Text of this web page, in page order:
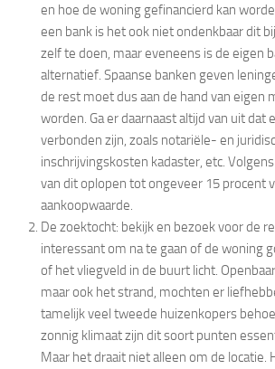
en hoe de woning gefinancierd kan
een bank is het ook niet ondenkbaar dit
zelf te doen, maar eveneens is de eigen
alternatief. Spaanse banken geven
de rest moet dus aan de hand van eigen
worden. Ga er daarnaast altijd van uit dat
verbonden zijn, zoals notariële- en
inschrijvingskosten kadaster, etc.
van dit oplopen tot ongeveer 15 procent
aankoopwaarde.
De zoektocht: bekijk en bezoek voor de
interessant om na te gaan of de woning
of het vliegveld in de buurt licht.
maar ook het strand, mochten er
tamelijk veel tweede huizenkopers
zonnig klimaat zijn dit soort punten
Maar het draait niet alleen om de locatie.